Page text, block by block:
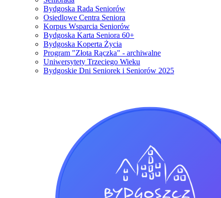
Bydgoska Rada Seniorów
Osiedlowe Centra Seniora
Korpus Wsparcia Seniorów
Bydgoska Karta Seniora 60+
Bydgoska Koperta Życia
Program "Złota Rączka" - archiwalne
Uniwersytety Trzeciego Wieku
Bydgoskie Dni Seniorek i Seniorów 2025